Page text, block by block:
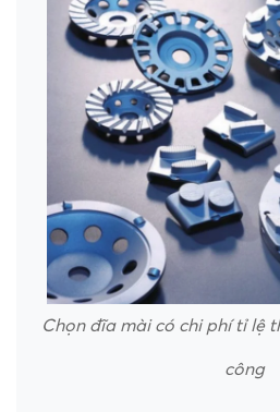
Chọn đĩa mài có chi phí tỉ lệ
công